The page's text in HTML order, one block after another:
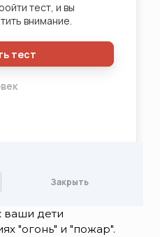
ваши дети
"огонь" и "пожар".